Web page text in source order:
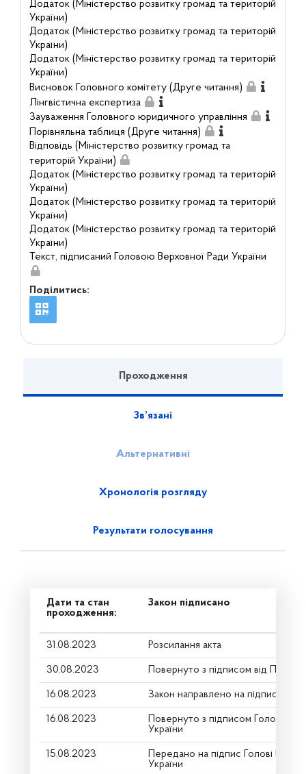
Додаток (Міністерство розвитку громад та територій
України)
Додаток (Міністерство розвитку громад та територій
України)
Додаток (Міністерство розвитку громад та територій
України)
Висновок Головного комітету (Друге читання)
Лінгвістична експертиза
Зауваження Головного юридичного управління
Порівняльна таблиця (Друге читання)
Відповідь (Міністерство розвитку громад та
територій України)
Додаток (Міністерство розвитку громад та територій
України)
Додаток (Міністерство розвитку громад та територій
України)
Додаток (Міністерство розвитку громад та територій
України)
Текст, підписаний Головою Верховної Ради України
Поділитись:
Проходження
Зв’язані
Альтернативні
Хронологія розгляду
Результати голосування
Дати та стан
проходження:
Закон підписано
31.08.2023 Розсилання акта
30.08.2023 Повернуто з підписом від
16.08.2023 Закон направлено на підпис
16.08.2023
Повернуто з підписом Голови
України
15.08.2023
Передано на підпис Голові
України